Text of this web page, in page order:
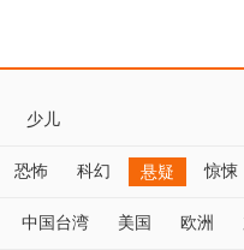
少儿
恐怖 科幻 悬疑 惊悚
中国台湾 美国 欧洲